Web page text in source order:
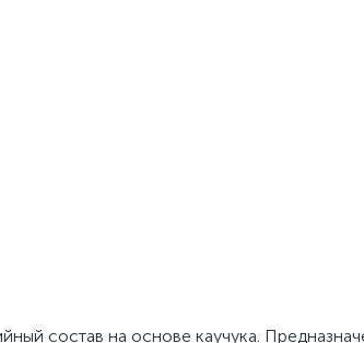
состав на основе каучука.